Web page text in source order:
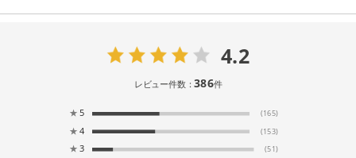
4.2
レビュー件数：386件
★ 5 (165)
★ 4 (153)
★ 3 (51)